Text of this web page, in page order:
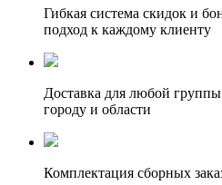
Гибкая система скидок и
подход к каждому клиенту
Доставка для любой
городу и области
Комплектация сборных